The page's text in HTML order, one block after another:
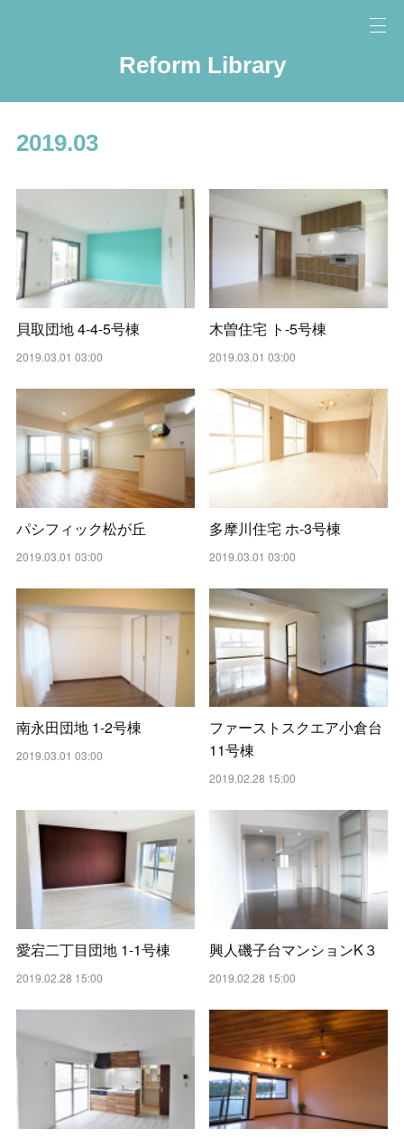
Reform Library
2019.03
貝取団地 4-4-5号棟
2019.03.01 03:00
木曽住宅 ト-5号棟
2019.03.01 03:00
パシフィック松が丘
2019.03.01 03:00
多摩川住宅 ホ-3号棟
2019.03.01 03:00
南永田団地 1-2号棟
2019.03.01 03:00
ファーストスクエア小倉台
11号棟
2019.02.28 15:00
愛宕二丁目団地 1-1号棟
2019.02.28 15:00
興人磯子台マンションK３
2019.02.28 15:00